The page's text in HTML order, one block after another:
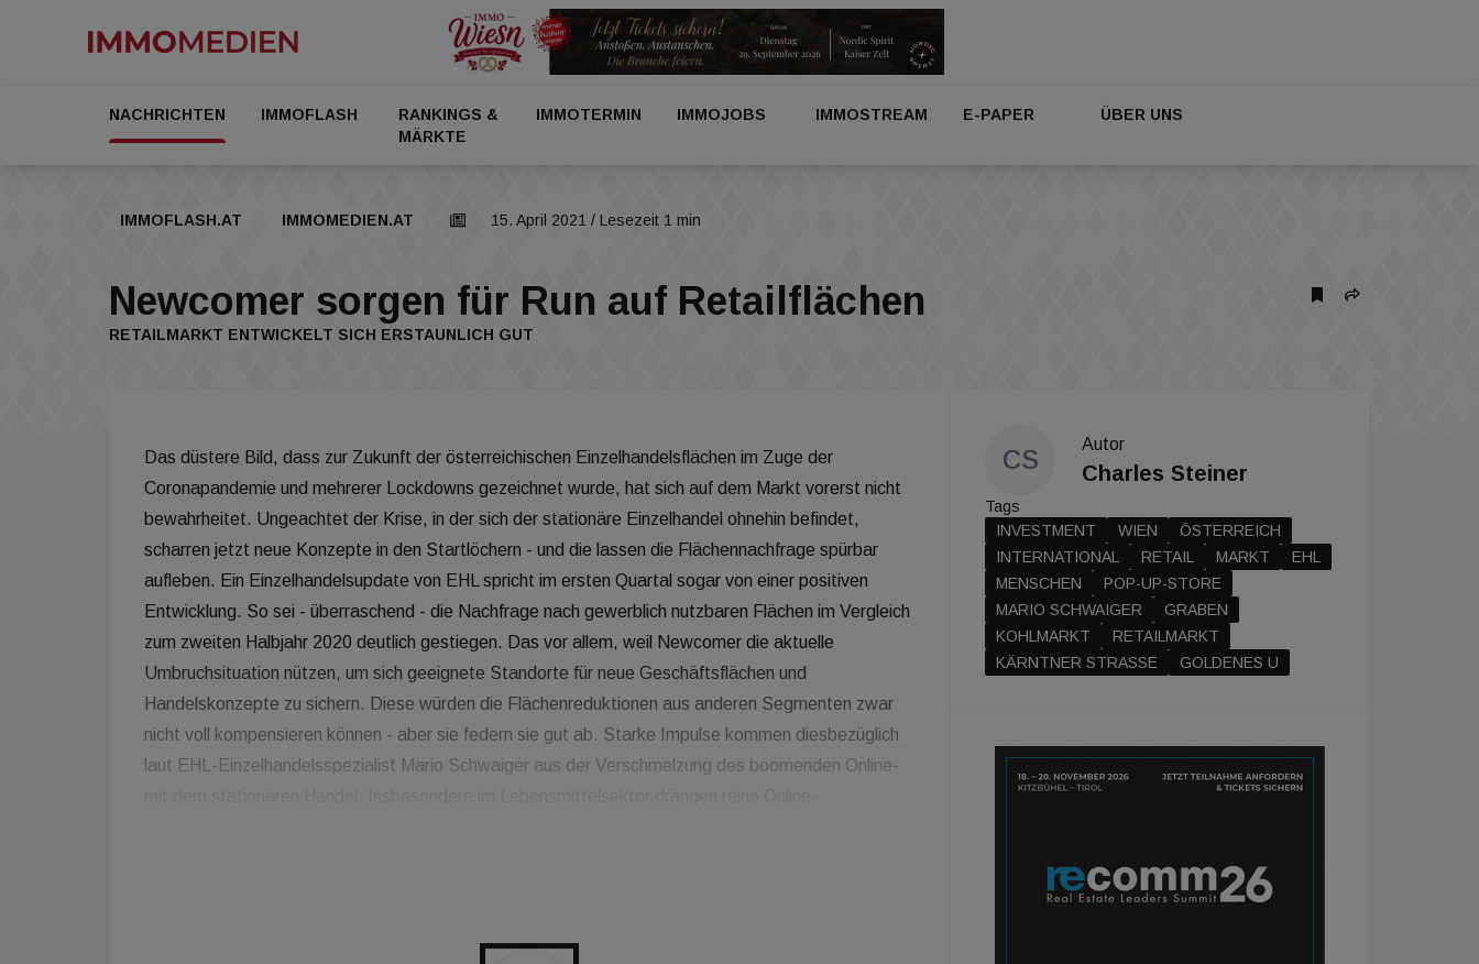
NACHRICHTEN IMMOFLASH
RANKINGS &
MÄRKTE
IMMOTERMIN IMMOJOBS IMMOSTREAM E-PAPER ÜBER UNS
IMMOFLASH.AT IMMOMEDIEN.AT 15. April 2021 / Lesezeit 1 min
Newcomer sorgen für Run auf Retailflächen
RETAILMARKT ENTWICKELT SICH ERSTAUNLICH GUT
Das düstere Bild, dass zur Zukunft der österreichischen Einzelhandelsflächen im Zuge der
Coronapandemie und mehrerer Lockdowns gezeichnet wurde, hat sich auf dem Markt vorerst nicht
bewahrheitet. Ungeachtet der Krise, in der sich der stationäre Einzelhandel ohnehin befindet,
scharren jetzt neue Konzepte in den Startlöchern - und die lassen die Flächennachfrage spürbar
aufleben. Ein Einzelhandelsupdate von EHL spricht im ersten Quartal sogar von einer positiven
Entwicklung. So sei - überraschend - die Nachfrage nach gewerblich nutzbaren Flächen im Vergleich
zum zweiten Halbjahr 2020 deutlich gestiegen. Das vor allem, weil Newcomer die aktuelle
Umbruchsituation nützen, um sich geeignete Standorte für neue Geschäftsflächen und
Handelskonzepte zu sichern. Diese würden die Flächenreduktionen aus anderen Segmenten zwar
nicht voll kompensieren können - aber sie federn sie gut ab. Starke Impulse kommen diesbezüglich
laut EHL-Einzelhandelsspezialist Mario Schwaiger aus der Verschmelzung des boomenden Online-
und haben sich so zu Playern mit einer marktrelevanten Flächennachfrage entwickelt. Ähnlich das
CS
Autor
Charles Steiner
Tags
INVESTMENT
WIEN
ÖSTERREICH
INTERNATIONAL
RETAIL MARKT
EHL
MENSCHEN
POP-UP-STORE
MARIO SCHWAIGER
GRABEN
KOHLMARKT
RETAILMARKT
KÄRNTNER STRASSE
GOLDENES U